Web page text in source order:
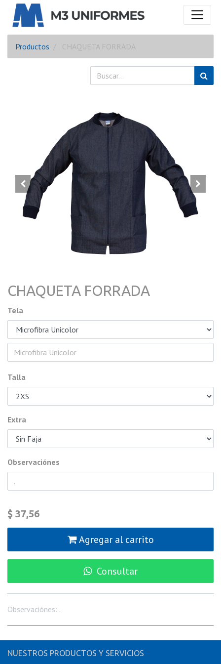
Productos CHAQUETA FORRADA
CHAQUETA FORRADA
Tela
Talla
Extra
Observaciónes
$ 37,56
Agregar al carrito
Consultar
Observaciónes: .
NUESTROS PRODUCTOS Y SERVICIOS